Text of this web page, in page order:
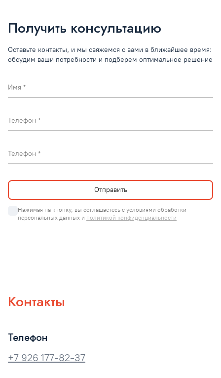
Получить консультацию
Оставьте контакты, и мы свяжемся с вами в ближайшее время:
обсудим ваши потребности и подберем оптимальное решение
Имя
Телефон
Телефон
Нажимая на кнопку, вы соглашаетесь с условиями обработки
персональных данных и политикой конфиденциальности
Контакты
Телефон
+7 926 177-82-37